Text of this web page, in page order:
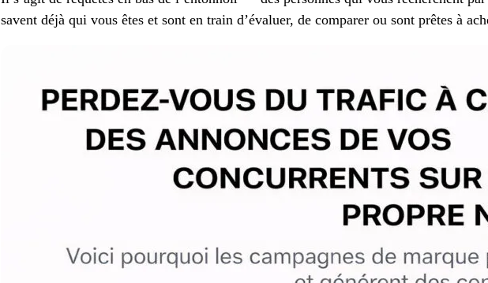
savent déjà qui vous êtes et sont en train d’évaluer, de comparer ou sont prêtes à